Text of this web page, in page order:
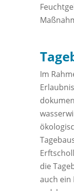
Im
die
auch ein